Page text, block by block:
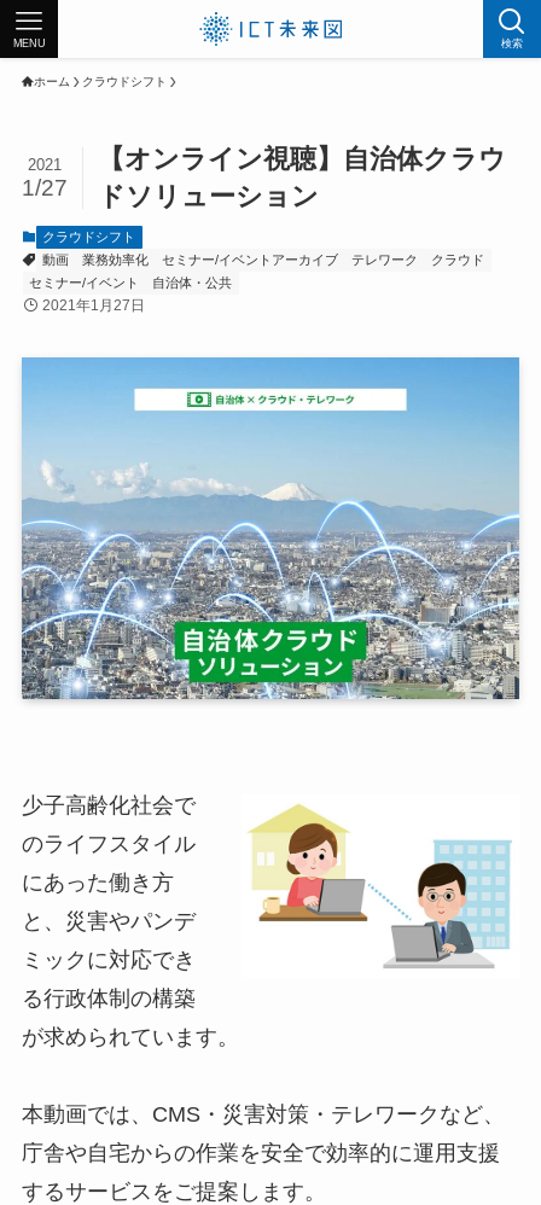
検索
MENU
ホーム クラウドシフト
【オンライン視聴】自治体クラウ
ドソリューション
2021
1/27
クラウドシフト
動画
業務効率化 セミナー/イベントアーカイブ テレワーク
クラウド
セミナー/イベント
自治体・公共
2021年1月27日
少子高齢化社会で
のライフスタイル
にあった働き方
と、災害やパンデ
ミックに対応でき
る行政体制の構築
が求められています。
本動画では、CMS・災害対策・テレワークなど、
庁舎や自宅からの作業を安全で効率的に運用支援
するサービスをご提案します。